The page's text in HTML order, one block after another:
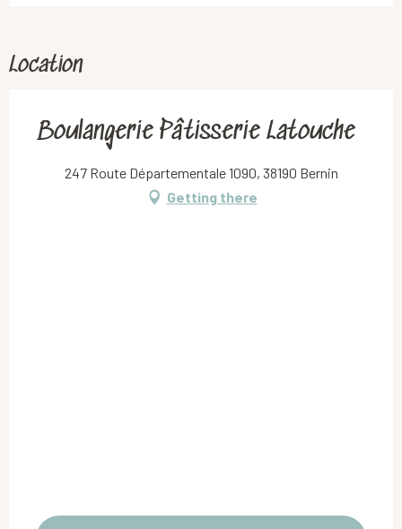
Location
Boulangerie Pâtisserie Latouche
247 Route Départementale 1090, 38190 Bernin
Getting there